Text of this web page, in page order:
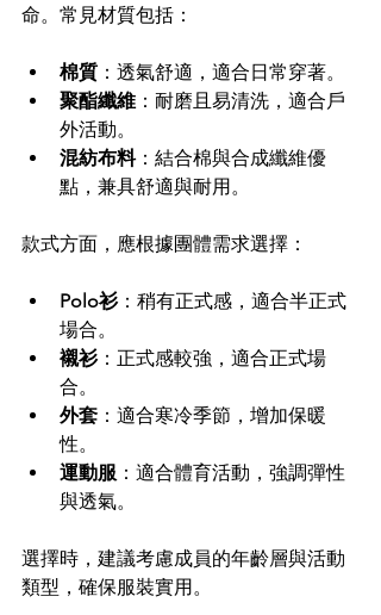
命。常見材質包括：
棉質 ：透氣舒適，適合日常穿著。
聚酯纖維 ：耐磨且易清洗，適合戶
外活動。
混紡布料：結合棉與合成纖維優
點，兼具舒適與耐用。
款式方面，應根據團體需求選擇：
Polo衫：稍有正式感，適合半正式
場合。
襯衫：正式感較強，適合正式場
合。
外套 ：適合寒冷季節，增加保暖
性。
運動服 ：適合體育活動，強調彈性
與透氣。
選擇時，建議考慮成員的年齡層與活動
類型，確保服裝實用。